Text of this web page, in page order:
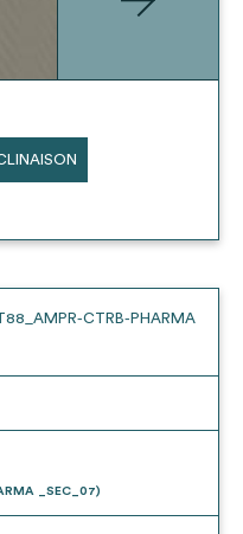
CTRB-PHARMA
_SEC_07)